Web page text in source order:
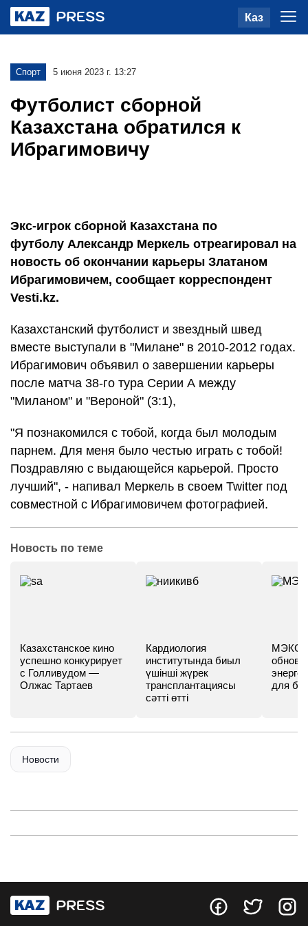
Каз
Спорт 5 июня 2023 г. 13:27
Футболист сборной
Казахстана обратился к
Ибрагимовичу
Экс-игрок сборной Казахстана по
футболу Александр Меркель отреагировал на
новость об окончании карьеры Златаном
Ибрагимовичем, сообщает корреспондент
Vesti.kz.
Казахстанский футболист и звездный швед
вместе выступали в "Милане" в 2010-2012 годах.
Ибрагимович объявил о завершении карьеры
после матча 38-го тура Серии А между
"Миланом" и "Вероной" (3:1),
"Я познакомился с тобой, когда был молодым
парнем. Для меня было честью играть с тобой!
Поздравляю с выдающейся карьерой. Просто
лучший", - напивал Меркель в своем Twitter под
совместной с Ибрагимовичем фотографией.
Новость по теме
Казахстанское кино
успешно конкурирует
с Голливудом —
Олжас Тартаев
Кардиология
институтында биыл
үшінші жүрек
трансплантациясы
сәтті өтті
МЭКС -
для
Новости